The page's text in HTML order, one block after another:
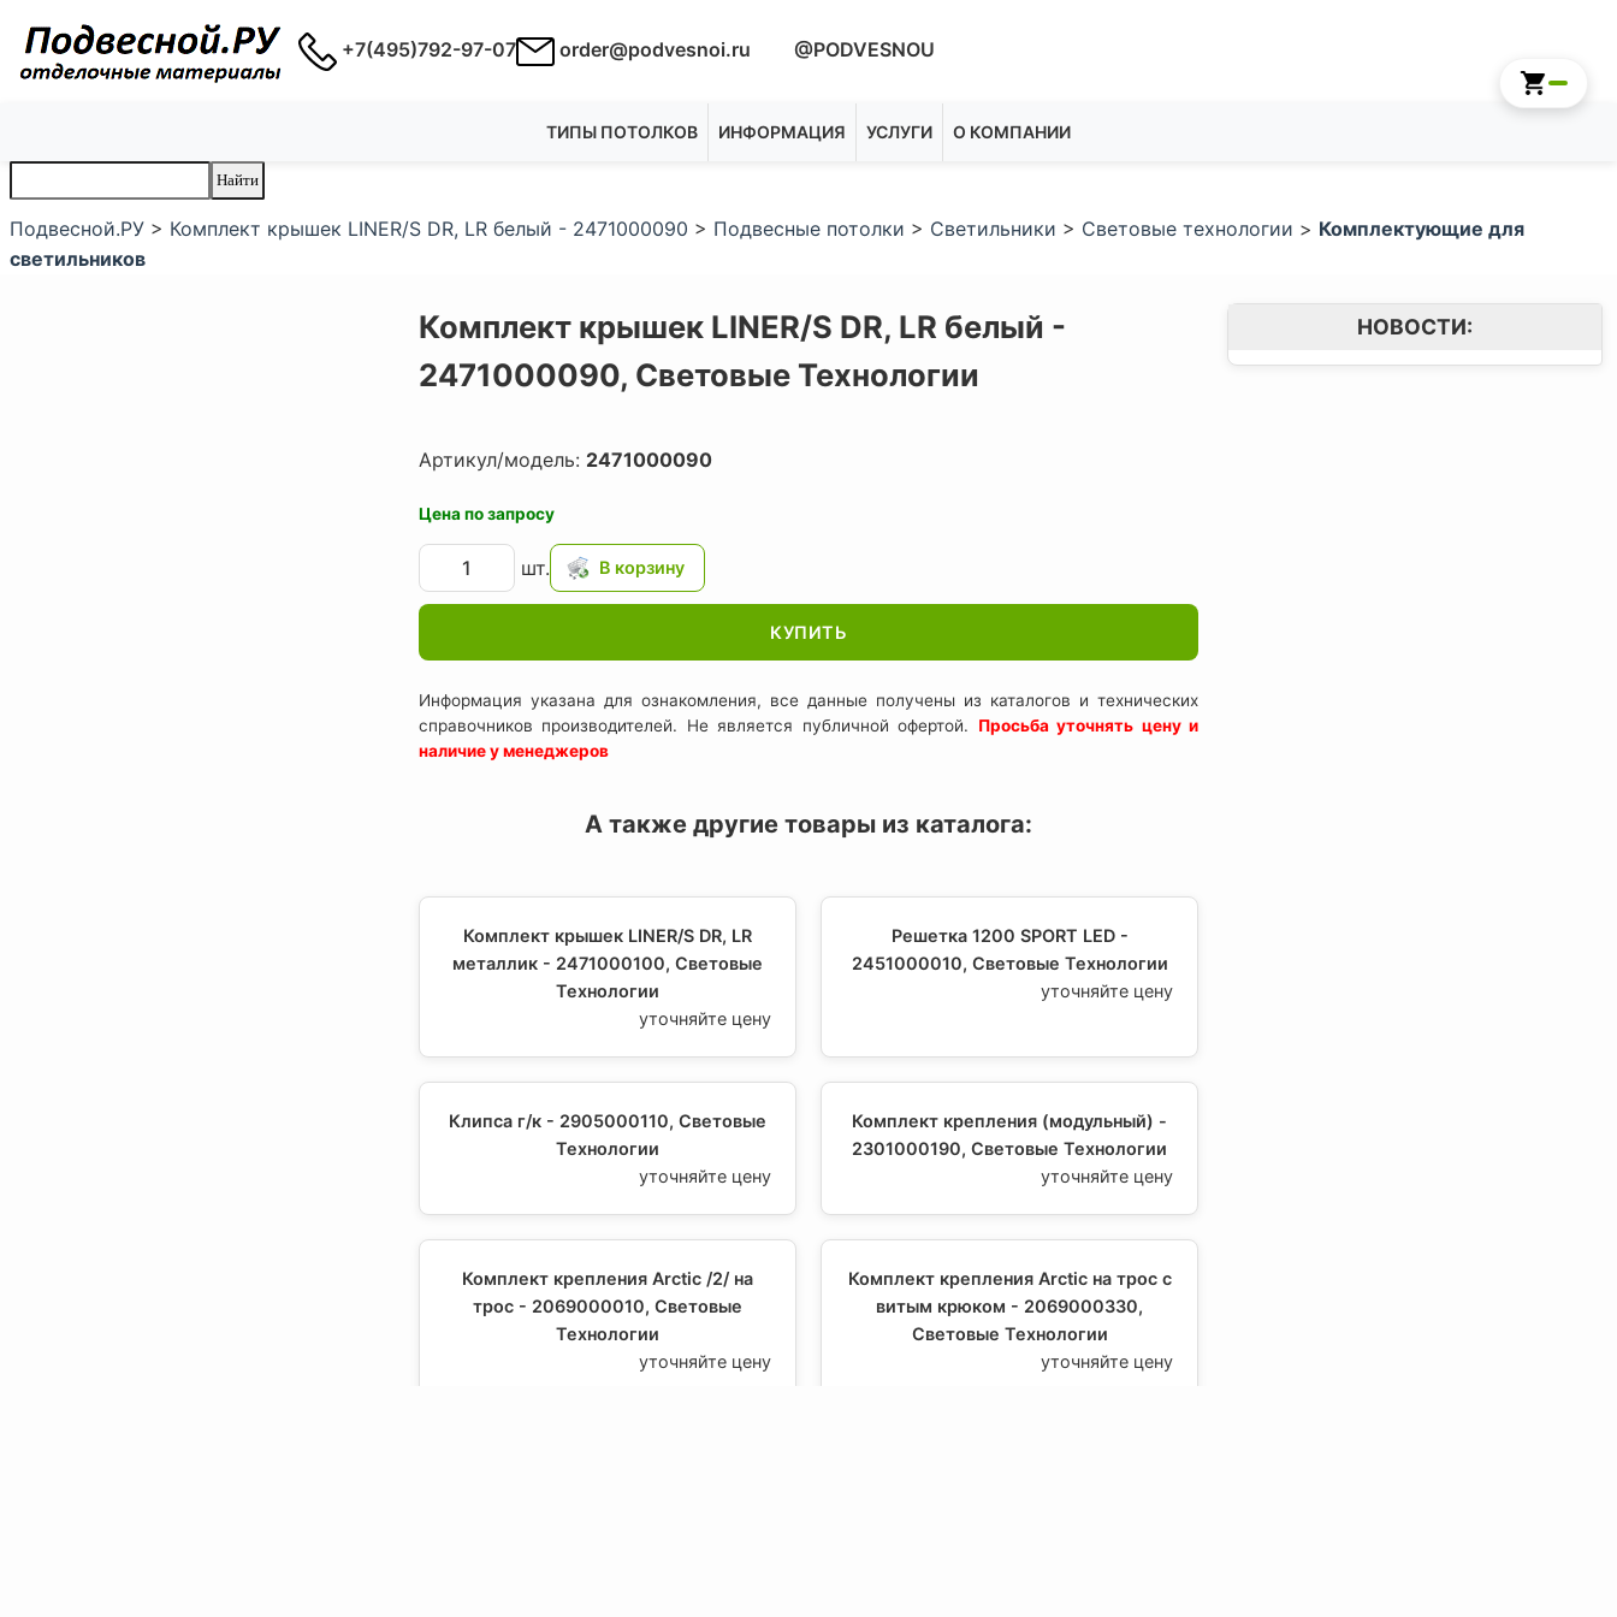
+7(495)792-97-07 order@podvesnoi.ru @PODVESNOU
ТИПЫ ПОТОЛКОВ ИНФОРМАЦИЯ УСЛУГИ О КОМПАНИИ
Подвесной.РУ > Комплект крышек LINER/S DR, LR белый - 2471000090 > Подвесные потолки > Светильники > Световые технологии > Комплектующие для
светильников
Комплект крышек LINER/S DR, LR белый -
2471000090, Световые Технологии
Артикул/модель: 2471000090
Цена по запросу
шт.
КУПИТЬ
Информация указана для ознакомления, все данные получены из каталогов и технических
справочников производителей. Не является публичной офертой. Просьба уточнять цену и
наличие у менеджеров
А также другие товары из каталога:
Комплект крышек LINER/S DR, LR
металлик - 2471000100, Световые
Технологии
уточняйте цену
Решетка 1200 SPORT LED -
2451000010, Световые Технологии
уточняйте цену
Клипса г/к - 2905000110, Световые
Технологии
уточняйте цену
Комплект крепления (модульный) -
2301000190, Световые Технологии
уточняйте цену
Комплект крепления Arctic /2/ на
трос - 2069000010, Световые
Технологии
уточняйте цену
Комплект крепления Arctic на трос с
витым крюком - 2069000330,
Световые Технологии
уточняйте цену
НОВОСТИ: